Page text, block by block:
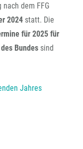
dem FFG
2024 statt. Die
für 2025 für
Bundes sind
Jahres